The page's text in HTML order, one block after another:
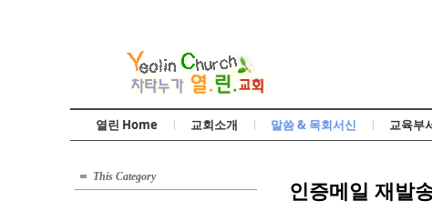
열린 Home 교회소개 말씀 & 목회서신 교육부
인증메일 재발
This Category